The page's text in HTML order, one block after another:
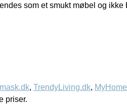
som et smukt møbel og ikke
, TrendyLiving.dk,
priser.